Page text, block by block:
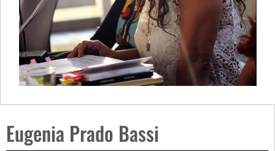
Eugenia Prado Bassi